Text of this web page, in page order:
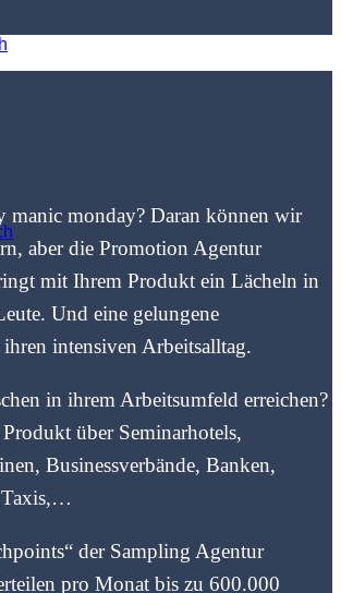
manic monday? Daran können wir
aber die Promotion Agentur
mit Ihrem Produkt ein Lächeln in
Und eine gelungene
intensiven Arbeitsalltag.
in ihrem Arbeitsumfeld erreichen?
über Seminarhotels,
Businessverbände, Banken,
Taxis,…
der Sampling Agentur
pro Monat bis zu 600.000